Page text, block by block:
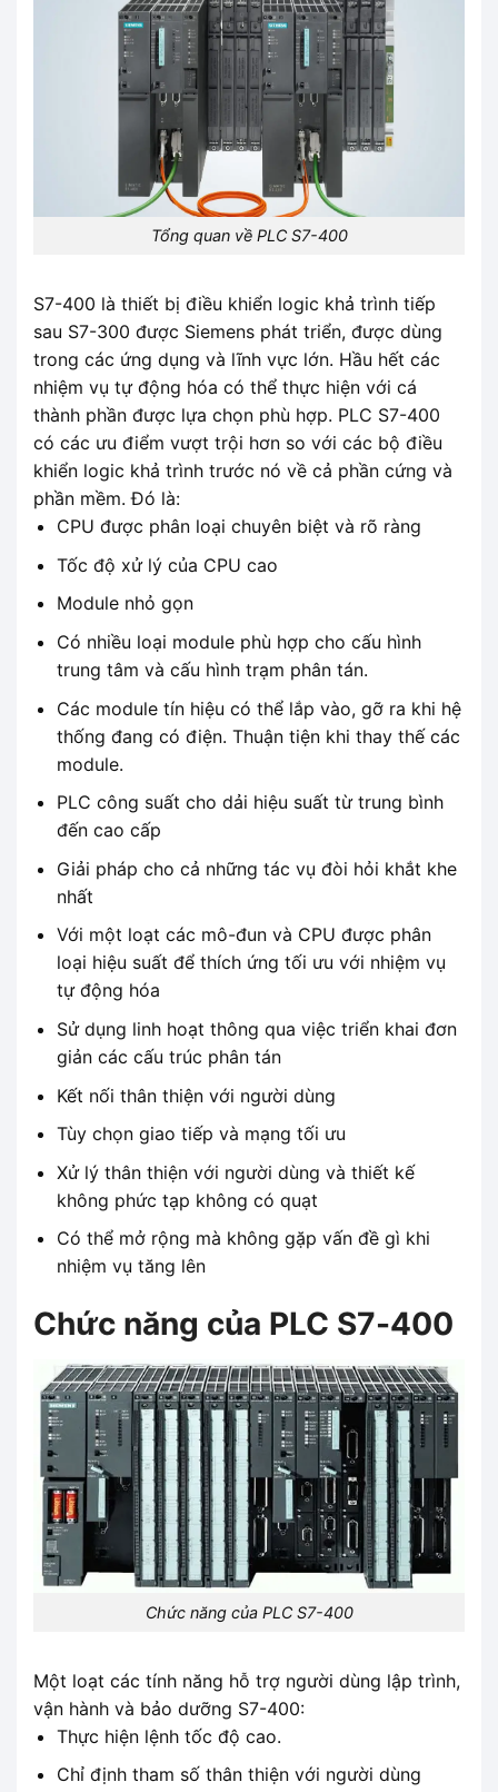
Tổng quan về PLC S7-400
S7-400 là thiết bị điều khiển logic khả trình tiếp
sau S7-300 được Siemens phát triển, được dùng
trong các ứng dụng và lĩnh vực lớn. Hầu hết các
nhiệm vụ tự động hóa có thể thực hiện với cá
thành phần được lựa chọn phù hợp. PLC S7-400
có các ưu điểm vượt trội hơn so với các bộ điều
khiển logic khả trình trước nó về cả phần cứng và
phần mềm. Đó là:
CPU được phân loại chuyên biệt và rõ ràng
Tốc độ xử lý của CPU cao
Module nhỏ gọn
Có nhiều loại module phù hợp cho cấu hình
trung tâm và cấu hình trạm phân tán.
Các module tín hiệu có thể lắp vào, gỡ ra khi hệ
thống đang có điện. Thuận tiện khi thay thế các
module.
PLC công suất cho dải hiệu suất từ ​​trung bình
đến cao cấp
Giải pháp cho cả những tác vụ đòi hỏi khắt khe
nhất
Với một loạt các mô-đun và CPU được phân
loại hiệu suất để thích ứng tối ưu với nhiệm vụ
tự động hóa
Sử dụng linh hoạt thông qua việc triển khai đơn
giản các cấu trúc phân tán
Kết nối thân thiện với người dùng
Tùy chọn giao tiếp và mạng tối ưu
Xử lý thân thiện với người dùng và thiết kế
không phức tạp không có quạt
Có thể mở rộng mà không gặp vấn đề gì khi
nhiệm vụ tăng lên
Chức năng của PLC S7-400
Chức năng của PLC S7-400
Một loạt các tính năng hỗ trợ người dùng lập trình,
vận hành và bảo dưỡng S7-400:
Thực hiện lệnh tốc độ cao.
Chỉ định tham số thân thiện với người dùng